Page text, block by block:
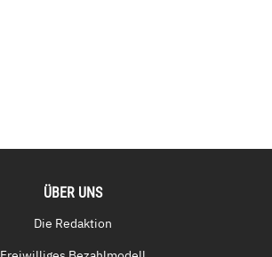
ÜBER UNS
Die Redaktion